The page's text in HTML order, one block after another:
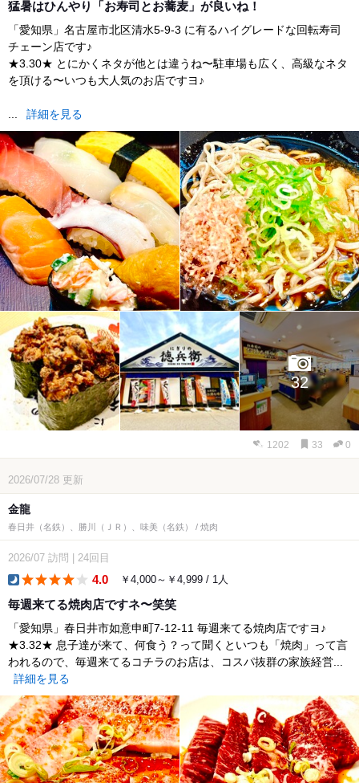
猛暑はひんやり「お寿司とお蕎麦」が良いね！
「愛知県」名古屋市北区清水5-9-3 に有るハイグレードな回転寿司
チェーン店です♪
★3.30★ とにかくネタが他とは違うね〜駐車場も広く、高級なネタ
を頂ける〜いつも大人気のお店ですヨ♪
詳細を見る
32
1202 33 0
2026/07/28 更新
金龍
春日井（名鉄）、勝川（ＪＲ）、味美（名鉄） / 焼肉
2026/07 訪問 24回目
4.0 ￥4,000～￥4,999 / 1人
毎週来てる焼肉店ですネ〜笑笑
「愛知県」春日井市如意申町7-12-11 毎週来てる焼肉店ですヨ♪
★3.32★ 息子達が来て、何食う？って聞くといつも「焼肉」って言
われるので、毎週来てるコチラのお店は、コスパ抜群の家族経営...
詳細を見る